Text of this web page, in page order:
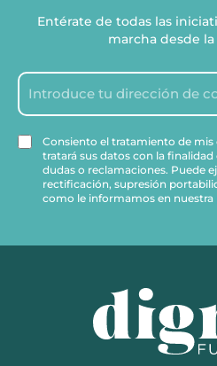
Entérate de todas las
marcha desde
Consiento el tratamiento de mis
tratará sus datos con la
dudas o reclamaciones. Puede
rectificación, supresión
como le informamos en nuestra